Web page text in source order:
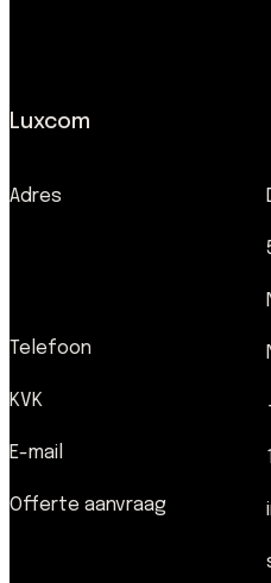
Luxcom
Adres
Telefoon
KVK
E-mail
Offerte aanvraag